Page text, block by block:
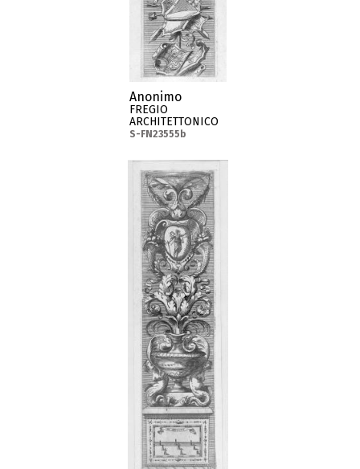
Anonimo
FREGIO
ARCHITETTONICO
S-FN23555b